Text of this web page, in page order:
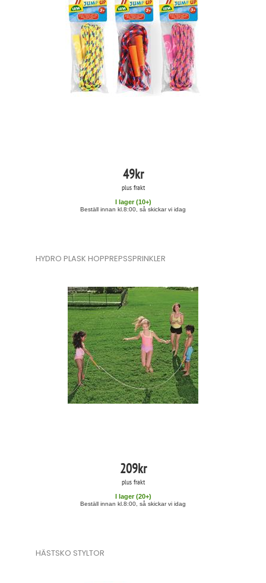
49kr
plus frakt
I lager (10+)
Beställ innan kl.8:00, så skickar vi idag
HYDRO PLASK HOPPREPSSPRINKLER
209kr
plus frakt
I lager (20+)
Beställ innan kl.8:00, så skickar vi idag
HÄSTSKO STYLTOR